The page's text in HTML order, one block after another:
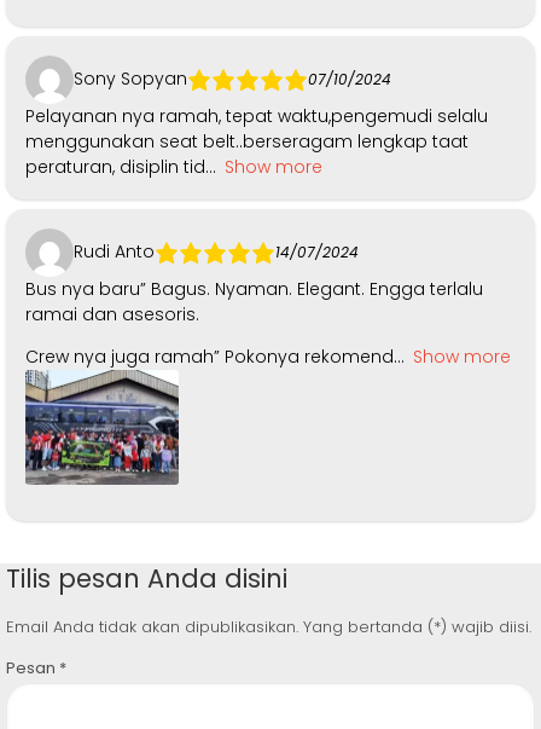
Sony Sopyan 07/10/2024
Pelayanan nya ramah, tepat waktu,pengemudi selalu
menggunakan seat belt..berseragam lengkap taat
peraturan, disiplin tid
Show more
Rudi Anto 14/07/2024
Bus nya baru” Bagus. Nyaman. Elegant. Engga terlalu
ramai dan asesoris.
Crew nya juga ramah” Pokonya rekomend
Show more
Tilis pesan Anda disini
Email Anda tidak akan dipublikasikan. Yang bertanda (*) wajib diisi.
Pesan *